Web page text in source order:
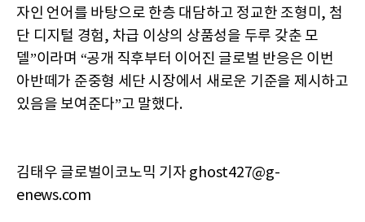
자인 언어를 바탕으로 한층 대담하고 정교한 조형미, 첨
단 디지털 경험, 차급 이상의 상품성을 두루 갖춘 모
델”이라며 “공개 직후부터 이어진 글로벌 반응은 이번
아반떼가 준중형 세단 시장에서 새로운 기준을 제시하고
있음을 보여준다”고 말했다.
김태우 글로벌이코노믹 기자 ghost427@g-
enews.com